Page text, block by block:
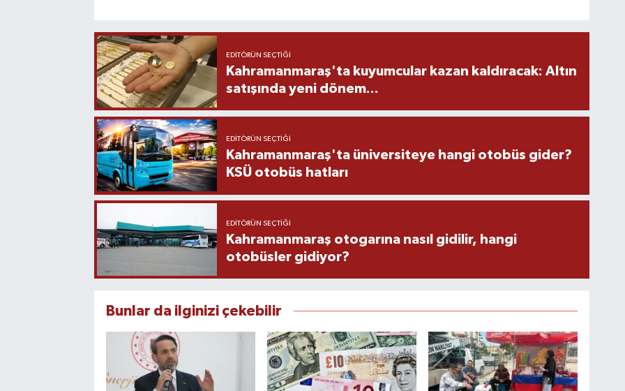
EDITÖRÜN SEÇTIĞI
Kahramanmaraş'ta kuyumcular kazan kaldıracak: Altın
satışında yeni dönem...
EDITÖRÜN SEÇTIĞI
Kahramanmaraş'ta üniversiteye hangi otobüs gider?
KSÜ otobüs hatları
EDITÖRÜN SEÇTIĞI
Kahramanmaraş otogarına nasıl gidilir, hangi
otobüsler gidiyor?
Bunlar da ilginizi çekebilir